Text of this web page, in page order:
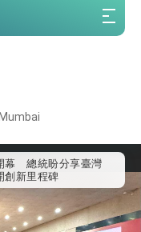
流合作
幕 總統盼分享臺灣
創新里程碑
台灣醫療點亮世界」
業展」預告短片，向
的創新能量
強調臺灣人有權利